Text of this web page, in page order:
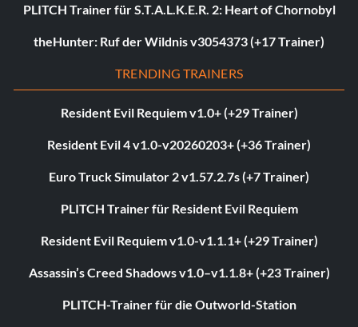
PLITCH Trainer für S.T.A.L.K.E.R. 2: Heart of Chornobyl
theHunter: Ruf der Wildnis v3054373 (+17 Trainer)
TRENDING TRAINERS
Resident Evil Requiem v1.0+ (+29 Trainer)
Resident Evil 4 v1.0-v20260203+ (+36 Trainer)
Euro Truck Simulator 2 v1.57.2.7s (+7 Trainer)
PLITCH Trainer für Resident Evil Requiem
Resident Evil Requiem v1.0-v1.1.1+ (+29 Trainer)
Assassin’s Creed Shadows v1.0–v1.1.8+ (+23 Trainer)
PLITCH-Trainer für die Outworld-Station